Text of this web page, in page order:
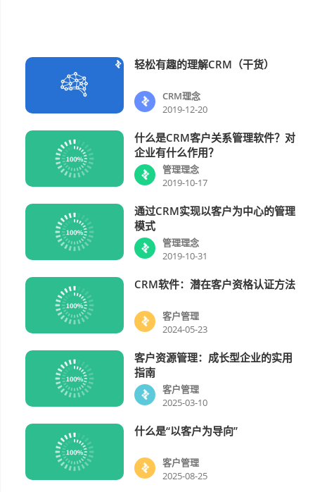
轻松有趣的理解CRM（干货）
CRM理念
2019-12-20
什么是CRM客户关系管理软件？对
企业有什么作用？
管理理念
2019-10-17
通过CRM实现以客户为中心的管理
模式
管理理念
2019-10-31
CRM软件：潜在客户资格认证方法
客户管理
2024-05-23
客户资源管理：成长型企业的实用
指南
客户管理
2025-03-10
什么是“以客户为导向”
客户管理
2025-08-25